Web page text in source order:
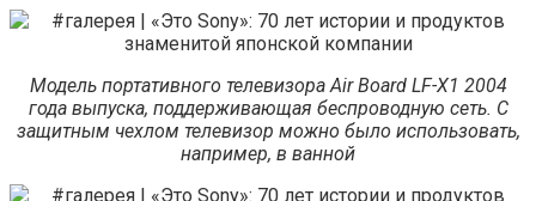
Модель портативного телевизора Air Board LF-X1 2004
года выпуска, поддерживающая беспроводную сеть. С
защитным чехлом телевизор можно было использовать,
например, в ванной